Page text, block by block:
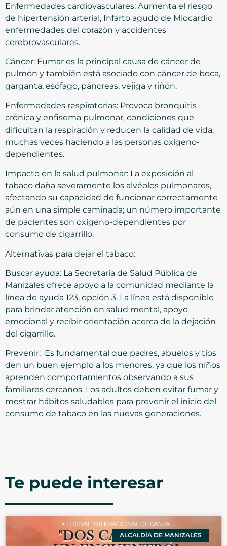
Enfermedades cardiovasculares: Aumenta el riesgo
de hipertensión arterial, Infarto agudo de Miocardio
enfermedades del corazón y accidentes
cerebrovasculares.
Cáncer: Fumar es la principal causa de cáncer de
pulmón y también está asociado con cáncer de boca,
garganta, esófago, páncreas, vejiga y riñón.
Enfermedades respiratorias: Provoca bronquitis
crónica y enfisema pulmonar, condiciones que
dificultan la respiración y reducen la calidad de vida,
muchas veces haciendo a las personas oxígeno-
dependientes.
Impacto en la salud pulmonar: La exposición al
tabaco daña severamente los alvéolos pulmonares,
afectando su capacidad de funcionar correctamente
aún en una simple caminada; un número importante
de pacientes son oxígeno-dependientes por
consumo de cigarrillo.
Alternativas para dejar el tabaco:
Buscar ayuda: La Secretaría de Salud Pública de
Manizales ofrece apoyo a la comunidad mediante la
línea de ayuda 123, opción 3. La línea está disponible
para brindar atención en salud mental, apoyo
emocional y recibir orientación acerca de la dejación
del cigarrillo.
Prevenir: Es fundamental que padres, abuelos y tíos
den un buen ejemplo a los menores, ya que los niños
aprenden comportamientos observando a sus
familiares cercanos. Los adultos deben evitar fumar y
mostrar hábitos saludables para prevenir el inicio del
consumo de tabaco en las nuevas generaciones.
Te puede interesar
ALCALDÍA DE MANIZALES